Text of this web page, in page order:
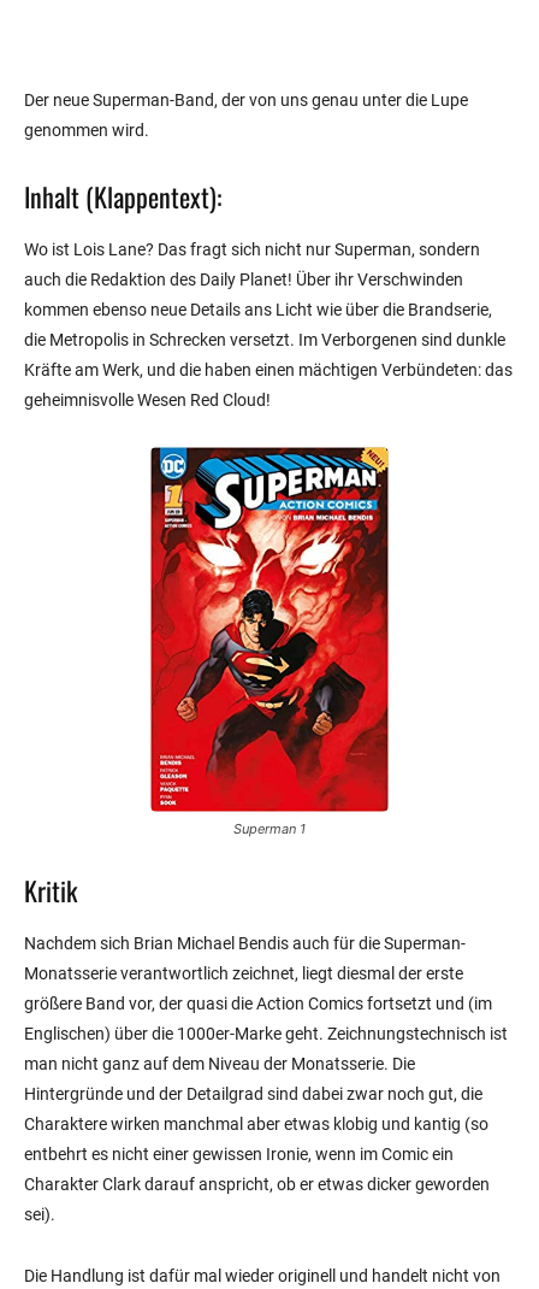
Der neue Superman-Band, der von uns genau unter die Lupe
genommen wird.
Inhalt (Klappentext):
Wo ist Lois Lane? Das fragt sich nicht nur Superman, sondern
auch die Redaktion des Daily Planet! Über ihr Verschwinden
kommen ebenso neue Details ans Licht wie über die Brandserie,
die Metropolis in Schrecken versetzt. Im Verborgenen sind dunkle
Kräfte am Werk, und die haben einen mächtigen Verbündeten: das
geheimnisvolle Wesen Red Cloud!
Superman 1
Kritik
Nachdem sich Brian Michael Bendis auch für die Superman-
Monatsserie verantwortlich zeichnet, liegt diesmal der erste
größere Band vor, der quasi die Action Comics fortsetzt und (im
Englischen) über die 1000er-Marke geht. Zeichnungstechnisch ist
man nicht ganz auf dem Niveau der Monatsserie. Die
Hintergründe und der Detailgrad sind dabei zwar noch gut, die
Charaktere wirken manchmal aber etwas klobig und kantig (so
entbehrt es nicht einer gewissen Ironie, wenn im Comic ein
Charakter Clark darauf anspricht, ob er etwas dicker geworden
sei).
Die Handlung ist dafür mal wieder originell und handelt nicht von